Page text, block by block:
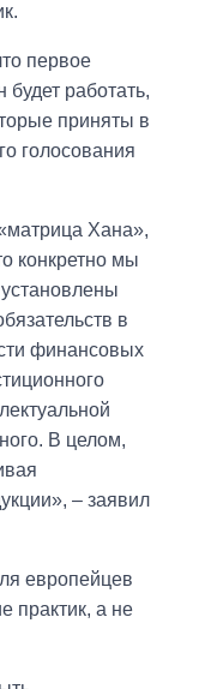
первое
будет работать,
приняты в
голосования
Хана»,
конкретно мы
в
финансовых
В целом,
– заявил
европейцев
практик, а не